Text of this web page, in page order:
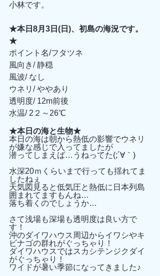
小林です。
★本日8月3日(日)、初島の海況です。
★
ポイント名/フタツネ
風向き/ 静穏
風波/ なし
ウネリ/ ややあり
透明度/ 12m前後
水温/ 2２～26℃
★本日の海と生物★
本日の海は朝から熱低の影響でウネリ
が嫌な感じで入ってましたが
潜ってしまえば…うねってた(;´∀｀)
水深20ｍくらいまで行っても揺れてま
したねぇ
天気図見ると低気圧と熱低に日本列島
囲まれてますもんね…
落ち着くのでしょうか…
さて浅場も深場も透明度は良い方で
す！
沖のダイワハウス周辺からイワシやキ
ビナゴの群れがぐっちゃり！
ダイワハウスではスカシテンジクダイ
がぐっちゃり！
ワイドが暑い季節になってきました♪